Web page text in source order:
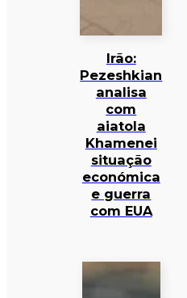
Irão:
Pezeshkian
analisa
com
aiatola
Khamenei
situação
económica
e guerra
com EUA